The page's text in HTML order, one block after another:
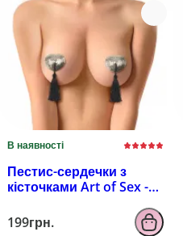
В наявності
Пестис-сердечки з
кісточками Art of Sex -
серебро
199грн.